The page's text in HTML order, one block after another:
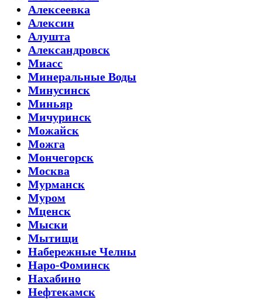
Алексеевка
Алексин
Алушта
Александровск
Миасс
Минеральные Воды
Минусинск
Миньяр
Мичуринск
Можайск
Можга
Мончегорск
Москва
Мурманск
Муром
Мценск
Мыски
Мытищи
Набережные Челны
Наро-Фоминск
Нахабино
Нефтекамск